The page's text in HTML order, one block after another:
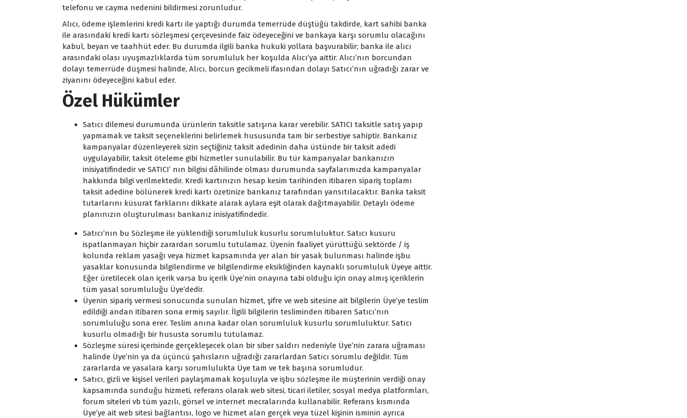
telefonu ve cayma nedenini bildirmesi zorunludur.
Alıcı, ödeme işlemlerini kredi kartı ile yaptığı durumda temerrüde düştüğü takdirde, kart sahibi banka
ile arasındaki kredi kartı sözleşmesi çerçevesinde faiz ödeyeceğini ve bankaya karşı sorumlu olacağını
kabul, beyan ve taahhüt eder. Bu durumda ilgili banka hukuki yollara başvurabilir; banka ile alıcı
arasındaki olası uyuşmazlıklarda tüm sorumluluk her koşulda Alıcı’ya aittir. Alıcı’nın borcundan
dolayı temerrüde düşmesi halinde, Alıcı, borcun gecikmeli ifasından dolayı Satıcı’nın uğradığı zarar ve
ziyanını ödeyeceğini kabul eder.
Özel Hükümler
Satıcı dilemesi durumunda ürünlerin taksitle satışına karar verebilir. SATICI taksitle satış yapıp
yapmamak ve taksit seçeneklerini belirlemek hususunda tam bir serbestiye sahiptir. Bankanız
kampanyalar düzenleyerek sizin seçtiğiniz taksit adedinin daha üstünde bir taksit adedi
uygulayabilir, taksit öteleme gibi hizmetler sunulabilir. Bu tür kampanyalar bankanızın
inisiyatifindedir ve SATICI’ nın bilgisi dâhilinde olması durumunda sayfalarımızda kampanyalar
hakkında bilgi verilmektedir. Kredi kartınızın hesap kesim tarihinden itibaren sipariş toplamı
taksit adedine bölünerek kredi kartı özetinize bankanız tarafından yansıtılacaktır. Banka taksit
tutarlarını küsurat farklarını dikkate alarak aylara eşit olarak dağıtmayabilir. Detaylı ödeme
planınızın oluşturulması bankanız inisiyatifindedir.
Satıcı’nın bu Sözleşme ile yüklendiği sorumluluk kusurlu sorumluluktur. Satıcı kusuru
ispatlanmayan hiçbir zarardan sorumlu tutulamaz. Üyenin faaliyet yürüttüğü sektörde / iş
kolunda reklam yasağı veya hizmet kapsamında yer alan bir yasak bulunması halinde işbu
yasaklar konusunda bilgilendirme ve bilgilendirme eksikliğinden kaynaklı sorumluluk Üyeye aittir.
Eğer üretilecek olan içerik varsa bu içerik Üye’nin onayına tabi olduğu için onay almış içeriklerin
tüm yasal sorumluluğu Üye’dedir.
Üyenin sipariş vermesi sonucunda sunulan hizmet, şifre ve web sitesine ait bilgilerin Üye’ye teslim
edildiği andan itibaren sona ermiş sayılır. İlgili bilgilerin tesliminden itibaren Satıcı’nın
sorumluluğu sona erer. Teslim anına kadar olan sorumluluk kusurlu sorumluluktur. Satıcı
kusurlu olmadığı bir hususta sorumlu tutulamaz.
Sözleşme süresi içerisinde gerçekleşecek olan bir siber saldırı nedeniyle Üye’nin zarara uğraması
halinde Üye’nin ya da üçüncü şahısların uğradığı zararlardan Satıcı sorumlu değildir. Tüm
zararlarda ve yasalara karşı sorumlulukta Üye tam ve tek başına sorumludur.
Satıcı, gizli ve kişisel verileri paylaşmamak koşuluyla ve işbu sözleşme ile müşterinin verdiği onay
kapsamında sunduğu hizmeti, referans olarak web sitesi, ticari iletiler, sosyal medya platformları,
forum siteleri vb tüm yazılı, görsel ve internet mecralarında kullanabilir. Referans kısmında
Üye’ye ait web sitesi bağlantısı, logo ve hizmet alan gerçek veya tüzel kişinin isminin ayrıca